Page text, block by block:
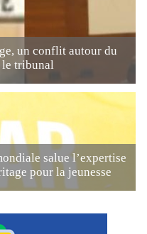
un conflit autour du
tribunal
salue l’expertise
pour la jeunesse